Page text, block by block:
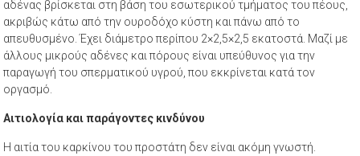
αδένας βρίσκεται στη βάση του εσωτερικού τμήματος του πέους,
ακριβώς κάτω από την ουροδόχο κύστη και πάνω από το
απευθυσμένο. Έχει διάμετρο περίπου 2×2,5×2,5 εκατοστά. Μαζί με
άλλους μικρούς αδένες και πόρους είναι υπεύθυνος για την
παραγωγή του σπερματικού υγρού, που εκκρίνεται κατά τον
οργασμό.
Αιτιολογία και παράγοντες κινδύνου
Η αιτία του καρκίνου του προστάτη δεν είναι ακόμη γνωστή.